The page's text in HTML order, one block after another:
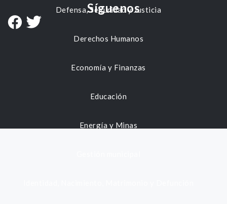
Defensa, Seguridad y Justicia
Derechos Humanos
Economía y Finanzas
Educación
Energía y Minas
Síguenos